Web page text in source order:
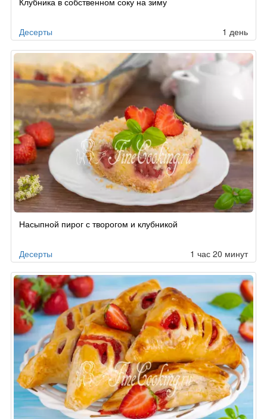
Десерты 1 день
Насыпной пирог с творогом и клубникой
Десерты 1 час 20 минут